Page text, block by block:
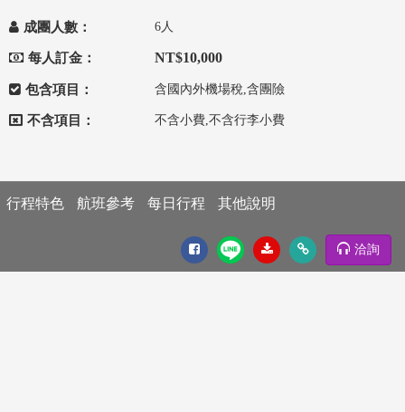
成團人數： 6人
每人訂金： NT$10,000
包含項目： 含國內外機場稅,含團險
不含項目： 不含小費,不含行李小費
行程特色 航班參考 每日行程 其他說明
洽詢